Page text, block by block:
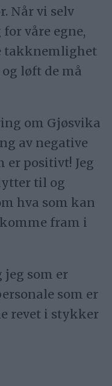
Når vi selv
våre egne,
takknemlighet
løft de må
om Gjøsvika
av negative
er positivt! Jeg
til og
hva som kan
fram i
jeg som er
som er
revet i stykker